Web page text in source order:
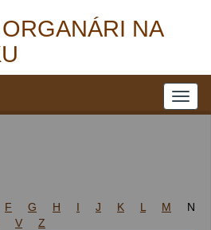
NA
F G H I J K L M N
V Z